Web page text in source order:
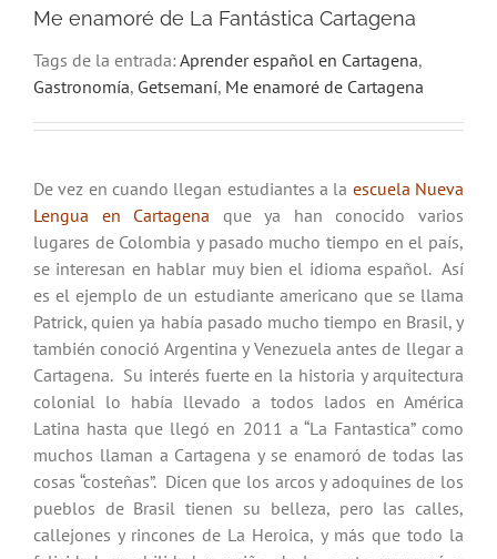
Me enamoré de La Fantástica Cartagena
Tags de la entrada: Aprender español en Cartagena,
Gastronomía, Getsemaní, Me enamoré de Cartagena
De vez en cuando llegan estudiantes a la escuela Nueva
Lengua en Cartagena que ya han conocido varios
lugares de Colombia y pasado mucho tiempo en el país,
se interesan en hablar muy bien el idioma español. Así
es el ejemplo de un estudiante americano que se llama
Patrick, quien ya había pasado mucho tiempo en Brasil, y
también conoció Argentina y Venezuela antes de llegar a
Cartagena. Su interés fuerte en la historia y arquitectura
colonial lo había llevado a todos lados en América
Latina hasta que llegó en 2011 a “La Fantastica” como
muchos llaman a Cartagena y se enamoró de todas las
cosas “costeñas”. Dicen que los arcos y adoquines de los
pueblos de Brasil tienen su belleza, pero las calles,
callejones y rincones de La Heroica, y más que todo la